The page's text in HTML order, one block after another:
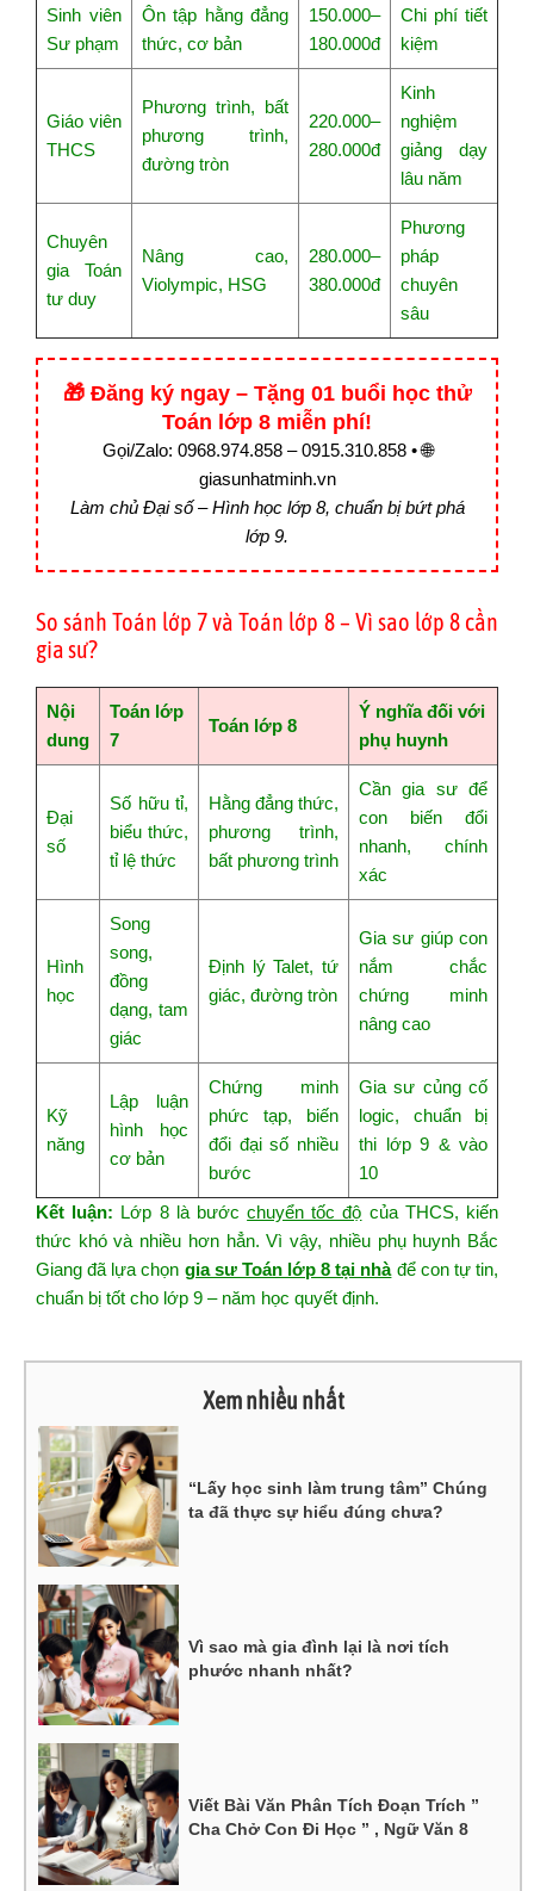
Sinh viên
Sư phạm
Ôn tập hằng đẳng
thức, cơ bản
150.000–
180.000đ
Chi phí tiết
kiệm
Giáo viên
THCS
Phương trình, bất
phương trình,
đường tròn
220.000–
280.000đ
Kinh
nghiệm
giảng dạy
lâu năm
Chuyên
gia Toán
tư duy
Nâng cao,
Violympic, HSG
280.000–
380.000đ
Phương
pháp
chuyên
sâu
🎁 Đăng ký ngay – Tặng 01 buổi học thử
Toán lớp 8 miễn phí!
Gọi/Zalo: 0968.974.858 – 0915.310.858 • 🌐
giasunhatminh.vn
Làm chủ Đại số – Hình học lớp 8, chuẩn bị bứt phá
lớp 9.
So sánh Toán lớp 7 và Toán lớp 8 – Vì sao lớp 8 cần
gia sư?
Nội
dung
Toán lớp
7
Toán lớp 8
Ý nghĩa đối với
phụ huynh
Đại
số
Số hữu tỉ,
biểu thức,
tỉ lệ thức
Hằng đẳng thức,
phương trình,
bất phương trình
Cần gia sư để
con biến đổi
nhanh, chính
xác
Hình
học
Song
song,
đồng
dạng, tam
giác
Định lý Talet, tứ
giác, đường tròn
Gia sư giúp con
nắm chắc
chứng minh
nâng cao
Kỹ
năng
Lập luận
hình học
cơ bản
Chứng minh
phức tạp, biến
đổi đại số nhiều
bước
Gia sư củng cố
logic, chuẩn bị
thi lớp 9 & vào
10
Kết luận: Lớp 8 là bướcchuyển tốc độ của THCS, kiến
thức khó và nhiều hơn hẳn. Vì vậy, nhiều phụ huynh Bắc
Giang đã lựa chọn gia sư Toán lớp 8 tại nhàđể con tự tin,
chuẩn bị tốt cho lớp 9 – năm học quyết định.
Xem nhiều nhất
“Lấy học sinh làm trung tâm” Chúng
ta đã thực sự hiểu đúng chưa?
Vì sao mà gia đình lại là nơi tích
phước nhanh nhất?
Viết Bài Văn Phân Tích Đoạn Trích ”
Cha Chở Con Đi Học ” , Ngữ Văn 8